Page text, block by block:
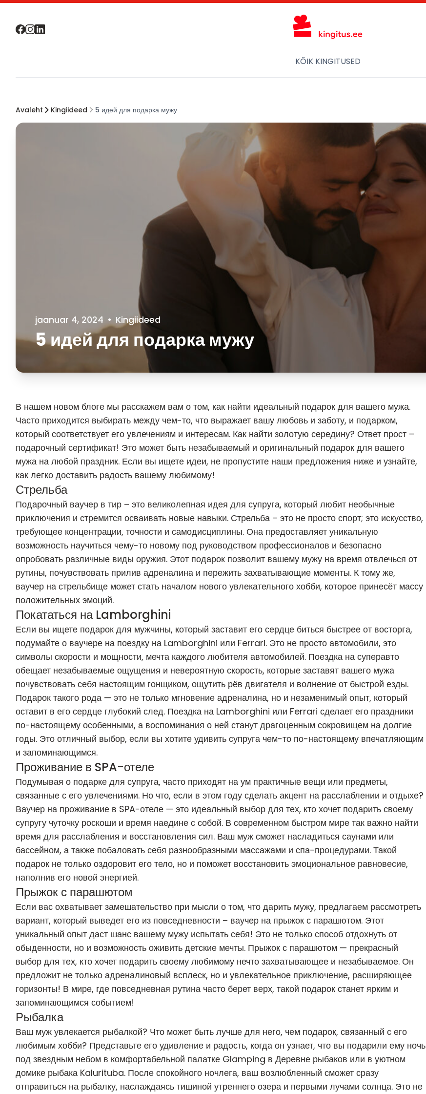
KÕIK KINGITUSED
Avaleht Kingiideed 5 идей для подарка мужу
jaanuar 4, 2024 • Kingiideed
5 идей для подарка мужу
В нашем новом блоге мы расскажем вам о том, как найти идеальный подарок для вашего мужа.
Часто приходится выбирать между чем-то, что выражает вашу любовь и заботу, и подарком,
который соответствует его увлечениям и интересам. Как найти золотую середину? Ответ прост –
подарочный сертификат! Это может быть незабываемый и оригинальный подарок для вашего
мужа на любой праздник. Если вы ищете идеи, не пропустите наши предложения ниже и узнайте,
как легко доставить радость вашему любимому!
Стрельба
Подарочный ваучер в тир – это великолепная идея для супруга, который любит необычные
приключения и стремится осваивать новые навыки. Стрельба – это не просто спорт; это искусство,
требующее концентрации, точности и самодисциплины. Она предоставляет уникальную
возможность научиться чему-то новому под руководством профессионалов и безопасно
опробовать различные виды оружия. Этот подарок позволит вашему мужу на время отвлечься от
рутины, почувствовать прилив адреналина и пережить захватывающие моменты. К тому же,
ваучер на стрельбище может стать началом нового увлекательного хобби, которое принесёт массу
положительных эмоций.
Покататься на Lamborghini
Если вы ищете подарок для мужчины, который заставит его сердце биться быстрее от восторга,
подумайте о ваучере на поездку на Lamborghini или Ferrari. Это не просто автомобили, это
символы скорости и мощности, мечта каждого любителя автомобилей. Поездка на суперавто
обещает незабываемые ощущения и невероятную скорость, которые заставят вашего мужа
почувствовать себя настоящим гонщиком, ощутить рёв двигателя и волнение от быстрой езды.
Подарок такого рода — это не только мгновение адреналина, но и незаменимый опыт, который
оставит в его сердце глубокий след. Поездка на Lamborghini или Ferrari сделает его праздники
по-настоящему особенными, а воспоминания о ней станут драгоценным сокровищем на долгие
годы. Это отличный выбор, если вы хотите удивить супруга чем-то по-настоящему впечатляющим
и запоминающимся.
Проживание в SPA-отеле
Подумывая о подарке для супруга, часто приходят на ум практичные вещи или предметы,
связанные с его увлечениями. Но что, если в этом году сделать акцент на расслаблении и отдыхе?
Ваучер на проживание в SPA-отеле — это идеальный выбор для тех, кто хочет подарить своему
супругу чуточку роскоши и время наедине с собой. В современном быстром мире так важно найти
время для расслабления и восстановления сил. Ваш муж сможет насладиться саунами или
бассейном, а также побаловать себя разнообразными массажами и спа-процедурами. Такой
подарок не только оздоровит его тело, но и поможет восстановить эмоциональное равновесие,
наполнив его новой энергией.
Прыжок с парашютом
Если вас охватывает замешательство при мысли о том, что дарить мужу, предлагаем рассмотреть
вариант, который выведет его из повседневности – ваучер на прыжок с парашютом. Этот
уникальный опыт даст шанс вашему мужу испытать себя! Это не только способ отдохнуть от
обыденности, но и возможность оживить детские мечты. Прыжок с парашютом — прекрасный
выбор для тех, кто хочет подарить своему любимому нечто захватывающее и незабываемое. Он
предложит не только адреналиновый всплеск, но и увлекательное приключение, расширяющее
горизонты! В мире, где повседневная рутина часто берет верх, такой подарок станет ярким и
запоминающимся событием!
Рыбалка
Ваш муж увлекается рыбалкой? Что может быть лучше для него, чем подарок, связанный с его
любимым хобби? Представьте его удивление и радость, когда он узнает, что вы подарили ему ночь
под звездным небом в комфортабельной палатке Glamping в Деревне рыбаков или в уютном
домике рыбака Kalurituba. После спокойного ночлега, ваш возлюбленный сможет сразу
отправиться на рыбалку, наслаждаясь тишиной утреннего озера и первыми лучами солнца. Это не